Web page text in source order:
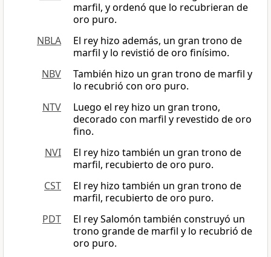
marfil, y ordenó que lo recubrieran de
oro puro.
NBLA
El rey hizo además, un gran trono de
marfil y lo revistió de oro finísimo.
NBV
También hizo un gran trono de marfil y
lo recubrió con oro puro.
NTV
Luego el rey hizo un gran trono,
decorado con marfil y revestido de oro
fino.
NVI
El rey hizo también un gran trono de
marfil, recubierto de oro puro.
CST
El rey hizo también un gran trono de
marfil, recubierto de oro puro.
PDT
El rey Salomón también construyó un
trono grande de marfil y lo recubrió de
oro puro.